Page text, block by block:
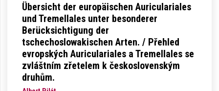
Übersicht der europäischen Auriculariales
und Tremellales unter besonderer
Berücksichtigung der
tschechoslowakischen Arten. / Přehled
evropských Auriculariales a Tremellales se
zvláštním zřetelem k československým
druhům.